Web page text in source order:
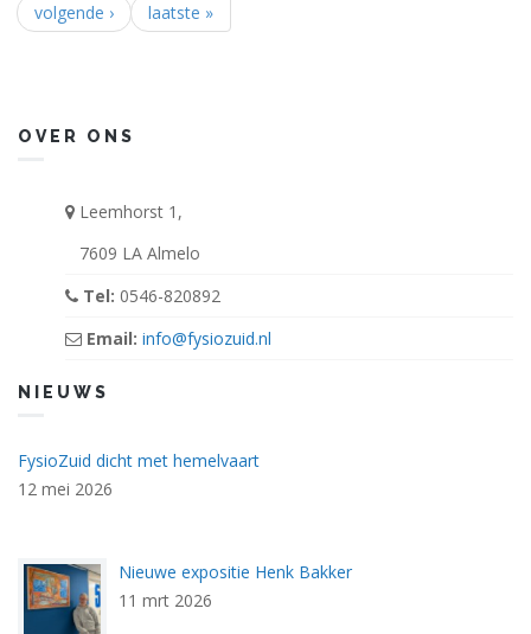
volgende ›
laatste »
OVER ONS
Leemhorst 1,
7609 LA Almelo
Tel: 0546-820892
Email: info@fysiozuid.nl
NIEUWS
FysioZuid dicht met hemelvaart
12 mei 2026
expositie_1.jpg
Nieuwe expositie Henk Bakker
11 mrt 2026